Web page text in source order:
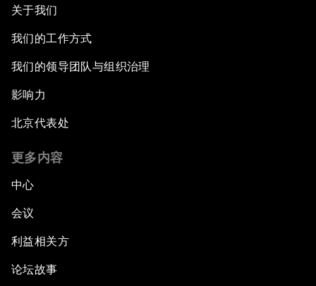
关于我们
我们的工作方式
我们的领导团队与组织治理
影响力
北京代表处
更多内容
中心
会议
利益相关方
论坛故事